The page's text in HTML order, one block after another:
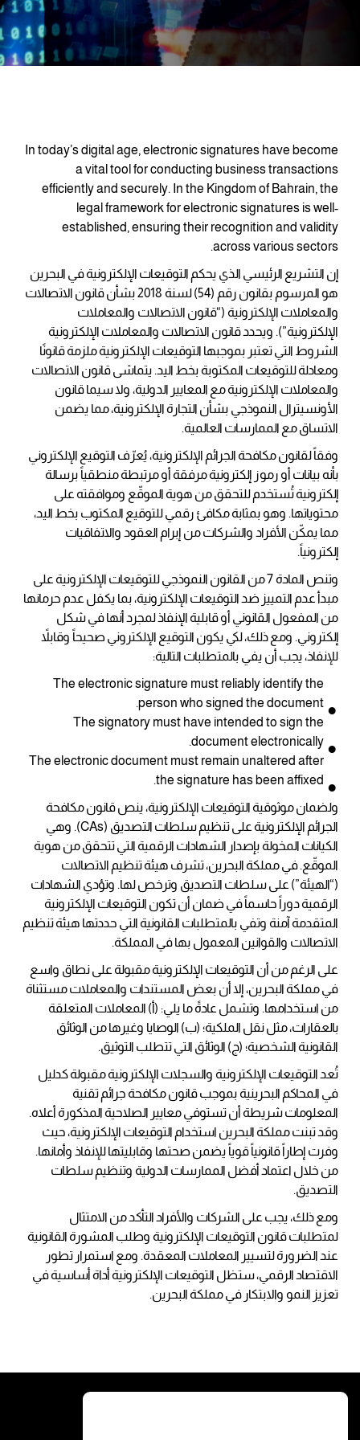
لا توجد منتجات في سلة
المشتريات.
زيارة المتجر
In today’s digital age, electronic signatures have become
a vital tool for conducting business transactions
efficiently and securely. In the Kingdom of Bahrain, the
legal framework for electronic signatures is well-
established, ensuring their recognition and validity
across various sectors.
إن التشريع الرئيسي الذي يحكم التوقيعات الإلكترونية في البحرين
هو المرسوم بقانون رقم (54) لسنة 2018 بشأن قانون الاتصالات
والمعاملات الإلكترونية (“قانون الاتصالات والمعاملات
الإلكترونية”). ويحدد قانون الاتصالات والمعاملات الإلكترونية
الشروط التي تعتبر بموجبها التوقيعات الإلكترونية ملزمة قانونًا
ومعادلة للتوقيعات المكتوبة بخط اليد. يتماشى قانون الاتصالات
والمعاملات الإلكترونية مع المعايير الدولية، ولا سيما قانون
الأونسيترال النموذجي بشأن التجارة الإلكترونية، مما يضمن
الاتساق مع الممارسات العالمية.
وفقاً لقانون مكافحة الجرائم الإلكترونية، يُعرّف التوقيع الإلكتروني
بأنه بيانات أو رموز إلكترونية مرفقة أو مرتبطة منطقياً برسالة
إلكترونية تُستخدم للتحقق من هوية الموقّع وموافقته على
محتوياتها. وهو بمثابة مكافئ رقمي للتوقيع المكتوب بخط اليد،
مما يمكّن الأفراد والشركات من إبرام العقود والاتفاقيات
إلكترونياً.
وتنص المادة 7 من القانون النموذجي للتوقيعات الإلكترونية على
مبدأ عدم التمييز ضد التوقيعات الإلكترونية، بما يكفل عدم حرمانها
من المفعول القانوني أو قابلية الإنفاذ لمجرد أنها في شكل
إلكتروني. ومع ذلك، لكي يكون التوقيع الإلكتروني صحيحاً وقابلاً
للإنفاذ، يجب أن يفي بالمتطلبات التالية:
The electronic signature must reliably identify the
person who signed the document.
The signatory must have intended to sign the
document electronically.
The electronic document must remain unaltered after
the signature has been affixed.
ولضمان موثوقية التوقيعات الإلكترونية، ينص قانون مكافحة
الجرائم الإلكترونية على تنظيم سلطات التصديق (CAs). وهي
الكيانات المخولة بإصدار الشهادات الرقمية التي تتحقق من هوية
الموقّع. في مملكة البحرين، تشرف هيئة تنظيم الاتصالات
(“الهيئة”) على سلطات التصديق وترخص لها. وتؤدي الشهادات
الرقمية دوراً حاسماً في ضمان أن تكون التوقيعات الإلكترونية
المتقدمة آمنة وتفي بالمتطلبات القانونية التي حددتها هيئة تنظيم
الاتصالات والقوانين المعمول بها في المملكة.
على الرغم من أن التوقيعات الإلكترونية مقبولة على نطاق واسع
في مملكة البحرين، إلا أن بعض المستندات والمعاملات مستثناة
من استخدامها. وتشمل عادةً ما يلي: (أ) المعاملات المتعلقة
بالعقارات، مثل نقل الملكية؛ (ب) الوصايا وغيرها من الوثائق
القانونية الشخصية؛ (ج) الوثائق التي تتطلب التوثيق.
تُعد التوقيعات الإلكترونية والسجلات الإلكترونية مقبولة كدليل
في المحاكم البحرينية بموجب قانون مكافحة جرائم تقنية
المعلومات شريطة أن تستوفي معايير الصلاحية المذكورة أعلاه.
وقد تبنت مملكة البحرين استخدام التوقيعات الإلكترونية، حيث
وفرت إطاراً قانونياً قوياً يضمن صحتها وقابليتها للإنفاذ وأمانها.
من خلال اعتماد أفضل الممارسات الدولية وتنظيم سلطات
التصديق.
ومع ذلك، يجب على الشركات والأفراد التأكد من الامتثال
لمتطلبات قانون التوقيعات الإلكترونية وطلب المشورة القانونية
عند الضرورة لتسيير المعاملات المعقدة. ومع استمرار تطور
الاقتصاد الرقمي، ستظل التوقيعات الإلكترونية أداة أساسية في
تعزيز النمو والابتكار في مملكة البحرين.